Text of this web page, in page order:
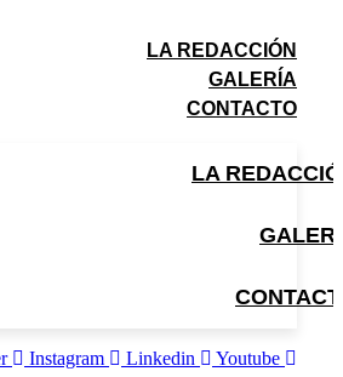
LA REDACCIÓN
GALERÍA
CONTACTO
LA
Instagram Linkedin Youtube